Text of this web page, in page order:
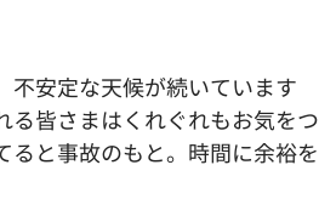
不安定な天候が続いています
る皆さまはくれぐれもお気をつ
ると事故のもと。時間に余裕を